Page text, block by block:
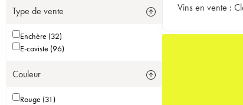
Type de vente
Enchère (32)
E-caviste (96)
Couleur
Rouge (31)
Vins en vente :